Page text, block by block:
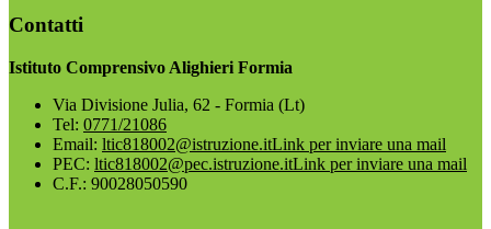
Contatti
Istituto Comprensivo Alighieri Formia
Via Divisione Julia, 62 - Formia (Lt)
Tel: 0771/21086
Email: ltic818002@istruzione.itLink per inviare una mail
PEC: ltic818002@pec.istruzione.itLink per inviare una mail
C.F.: 90028050590